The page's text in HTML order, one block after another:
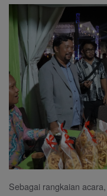
Sebagai rangkaian